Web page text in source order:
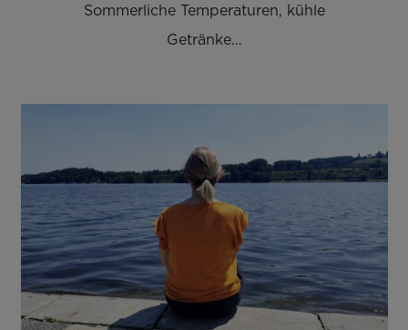
Sommerliche Temperaturen, kühle
Getränke…